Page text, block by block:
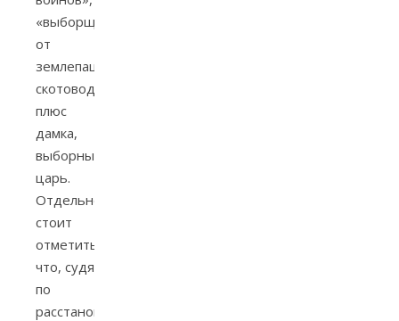
«выборщики
от
землепашцев-
скотоводов»,
плюс
дамка,
выборный
царь.
Отдельно
стоит
отметить,
что, судя
по
расстановке